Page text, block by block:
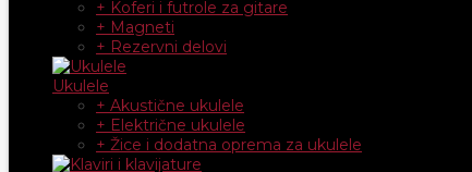
+ Koferi i futrole za gitare
+ Magneti
+ Rezervni delovi
Ukulele
+ Akustične ukulele
+ Električne ukulele
+ Žice i dodatna oprema za ukulele